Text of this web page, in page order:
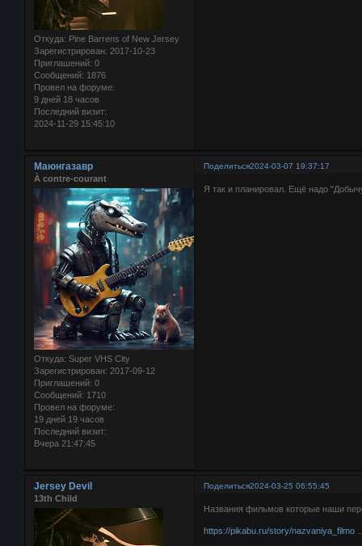
Откуда: Pine Barrens of New Jersey
Зарегистрирован: 2017-10-23
Приглашений: 0
Сообщений: 1876
Провел на форуме:
9 дней 18 часов
Последний визит:
2024-11-29 15:45:10
Поделиться2024-03-07 19:37:17
Маюнгазавр
À contre-courant
Откуда: Super VHS City
Зарегистрирован: 2017-09-12
Приглашений: 0
Сообщений: 1710
Провел на форуме:
19 дней 19 часов
Последний визит:
Вчера 21:47:45
Я так и планировал. Ещё надо
Поделиться2024-03-25 06:55:45
Jersey Devil
13th Child
Названия фильмов которые наши
https://pikabu.ru/story/nazvaniya_filmo